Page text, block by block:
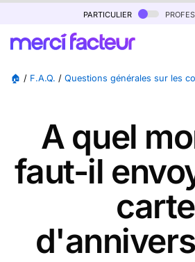
particulier
🏠 / F.A.Q. / Questions générales sur les
A quel
faut-il
carte